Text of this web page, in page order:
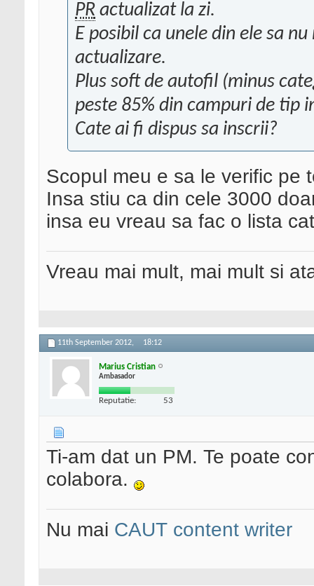
PR actualizat la zi.
E posibil ca unele din ele sa
actualizare.
Plus soft de autofil (minus
peste 85% din campuri de tip
Cate ai fi dispus sa inscrii?
Scopul meu e sa le verific pe
Insa stiu ca din cele 3000
insa eu vreau sa fac o lista
Vreau mai mult, mai mult si
11th September 2012, 18:12
Marius Cristian
Ambasador
Reputatie: 53
Ti-am dat un PM. Te poate
colabora.
Nu mai CAUT content writer